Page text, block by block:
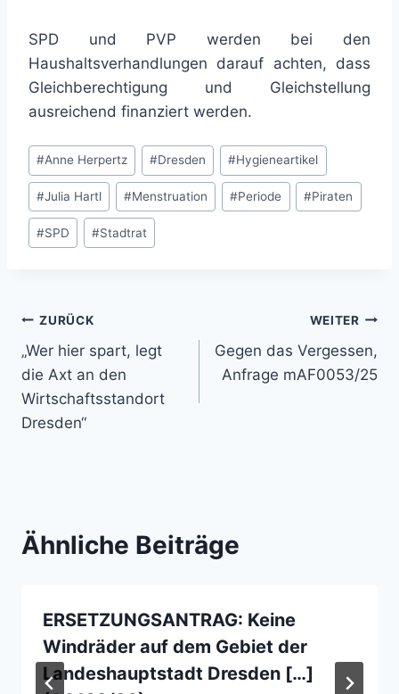
SPD und PVP werden bei den
Haushaltsverhandlungen darauf achten, dass
Gleichberechtigung und Gleichstellung
ausreichend finanziert werden.
Schlagworte:
#Anne Herpertz #Dresden #Hygieneartikel
#Julia Hartl #Menstruation #Periode #Piraten
#SPD #Stadtrat
Beitragsnavigation
ZURÜCK
„Wer hier spart, legt
die Axt an den
Wirtschaftsstandort
Dresden“
WEITER
Gegen das Vergessen,
Anfrage mAF0053/25
Ähnliche Beiträge
ERSETZUNGSANTRAG: Keine
Windräder auf dem Gebiet der
Landeshauptstadt Dresden […]